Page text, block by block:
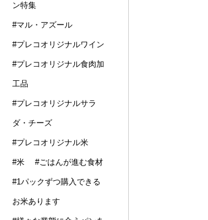
ン特集
#マル・アズール
#プレコオリジナルワイン
#プレコオリジナル食肉加
工品
#プレコオリジナルサラ
ダ・チーズ
#プレコオリジナル米
#米 #ごはんが進む食材
#1パックずつ購入できる
お米あります